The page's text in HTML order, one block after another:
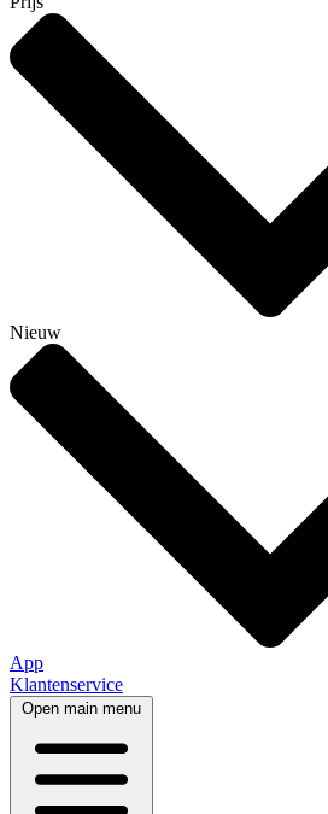
Nieuw
App
Klantenservice
Open main menu